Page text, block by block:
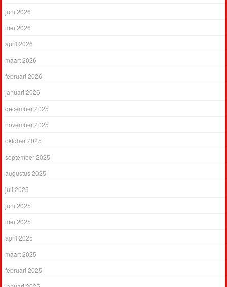
juni 2026
mei 2026
april 2026
maart 2026
februari 2026
januari 2026
december 2025
november 2025
oktober 2025
september 2025
augustus 2025
juli 2025
juni 2025
mei 2025
april 2025
maart 2025
februari 2025